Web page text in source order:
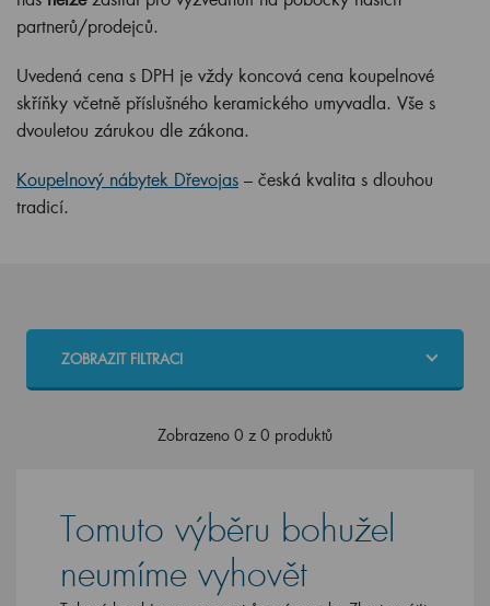
partnerů/prodejců.
Uvedená cena s DPH je vždy koncová cena koupelnové
skříňky včetně příslušného keramického umyvadla. Vše s
dvouletou zárukou dle zákona.
Koupelnový nábytek Dřevojas – česká kvalita s dlouhou
tradicí.
ZOBRAZIT FILTRACI
Zobrazeno 0 z 0 produktů
Tomuto výběru bohužel
neumíme vyhovět